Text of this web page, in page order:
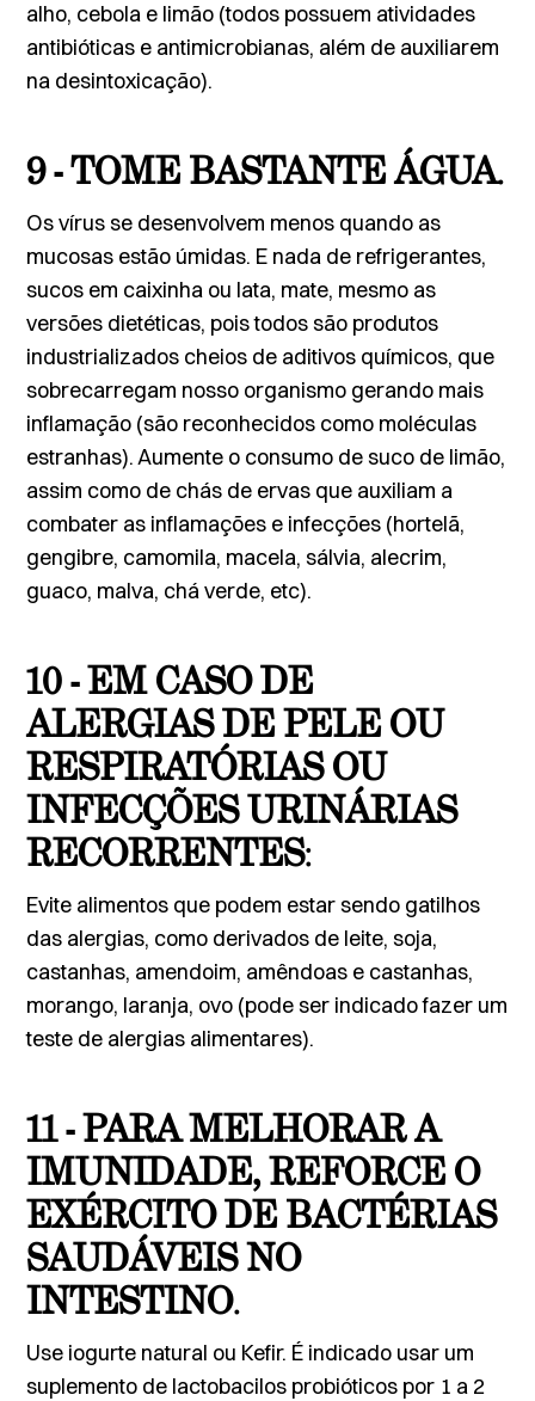
alho, cebola e limão (todos possuem atividades
antibióticas e antimicrobianas, além de auxiliarem
na desintoxicação).
9 - TOME BASTANTE ÁGUA.
Os vírus se desenvolvem menos quando as
mucosas estão úmidas. E nada de refrigerantes,
sucos em caixinha ou lata, mate, mesmo as
versões dietéticas, pois todos são produtos
industrializados cheios de aditivos químicos, que
sobrecarregam nosso organismo gerando mais
inflamação (são reconhecidos como moléculas
estranhas). Aumente o consumo de suco de limão,
assim como de chás de ervas que auxiliam a
combater as inflamações e infecções (hortelã,
gengibre, camomila, macela, sálvia, alecrim,
guaco, malva, chá verde, etc).
10 - EM CASO DE
ALERGIAS DE PELE OU
RESPIRATÓRIAS OU
INFECÇÕES URINÁRIAS
RECORRENTES:
Evite alimentos que podem estar sendo gatilhos
das alergias, como derivados de leite, soja,
castanhas, amendoim, amêndoas e castanhas,
morango, laranja, ovo (pode ser indicado fazer um
teste de alergias alimentares).
11 - PARA MELHORAR A
IMUNIDADE, REFORCE O
EXÉRCITO DE BACTÉRIAS
SAUDÁVEIS NO
INTESTINO.
Use iogurte natural ou Kefir. É indicado usar um
suplemento de lactobacilos probióticos por 1 a 2